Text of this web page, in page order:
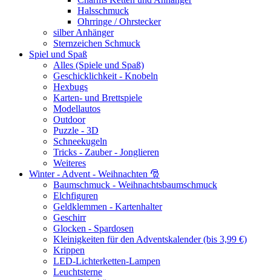
Halsschmuck
Ohrringe / Ohrstecker
silber Anhänger
Sternzeichen Schmuck
Spiel und Spaß
Alles (Spiele und Spaß)
Geschicklichkeit - Knobeln
Hexbugs
Karten- und Brettspiele
Modellautos
Outdoor
Puzzle - 3D
Schneekugeln
Tricks - Zauber - Jonglieren
Weiteres
Winter - Advent - Weihnachten 🎅
Baumschmuck - Weihnachtsbaumschmuck
Elchfiguren
Geldklemmen - Kartenhalter
Geschirr
Glocken - Spardosen
Kleinigkeiten für den Adventskalender (bis 3,99 €)
Krippen
LED-Lichterketten-Lampen
Leuchtsterne